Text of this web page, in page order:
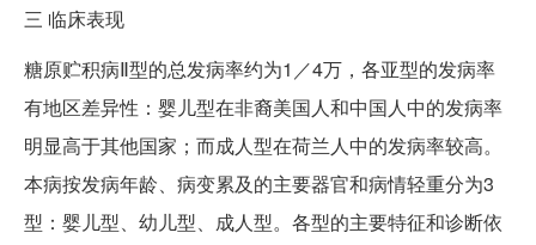
三 临床表现
糖原贮积病Ⅱ型的总发病率约为1／4万，各亚型的发病率
有地区差异性：婴儿型在非裔美国人和中国人中的发病率
明显高于其他国家；而成人型在荷兰人中的发病率较高。
本病按发病年龄、病变累及的主要器官和病情轻重分为3
型：婴儿型、幼儿型、成人型。各型的主要特征和诊断依